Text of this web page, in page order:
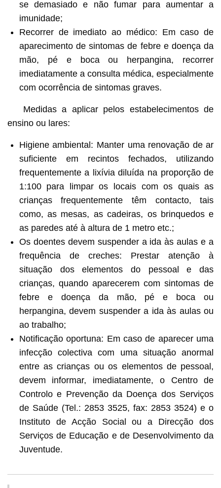
se demasiado e não fumar para aumentar a
imunidade;
Recorrer de imediato ao médico: Em caso de
aparecimento de sintomas de febre e doença da
mão, pé e boca ou herpangina, recorrer
imediatamente a consulta médica, especialmente
com ocorrência de sintomas graves.
Medidas a aplicar pelos estabelecimentos de
ensino ou lares:
Higiene ambiental: Manter uma renovação de ar
suficiente em recintos fechados, utilizando
frequentemente a lixívia diluída na proporção de
1:100 para limpar os locais com os quais as
crianças frequentemente têm contacto, tais
como, as mesas, as cadeiras, os brinquedos e
as paredes até à altura de 1 metro etc.;
Os doentes devem suspender a ida às aulas e a
frequência de creches: Prestar atenção à
situação dos elementos do pessoal e das
crianças, quando aparecerem com sintomas de
febre e doença da mão, pé e boca ou
herpangina, devem suspender a ida às aulas ou
ao trabalho;
Notificação oportuna: Em caso de aparecer uma
infecção colectiva com uma situação anormal
entre as crianças ou os elementos de pessoal,
devem informar, imediatamente, o Centro de
Controlo e Prevenção da Doença dos Serviços
de Saúde (Tel.: 2853 3525, fax: 2853 3524) e o
Instituto de Acção Social ou a Direcção dos
Serviços de Educação e de Desenvolvimento da
Juventude.